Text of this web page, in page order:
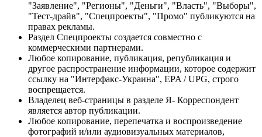
"Заявление", "Регионы", "Деньги", "Власть", "Выборы",
"Тест-драйв", "Спецпроекты", "Промо" публикуются на
правах рекламы.
Раздел Спецпроекты создается совместно с
коммерческими партнерами.
Любое копирование, публикация, републикация и
другое распространение информации, которое содержит
ссылку на "Интерфакс-Украина", EPA / UPG, строго
воспрещается.
Владелец веб-страницы в разделе Я- Корреспондент
является автор публикации.
Любое копирование, перепечатка и воспроизведение
фотографий и/или аудиовизуальных материалов,